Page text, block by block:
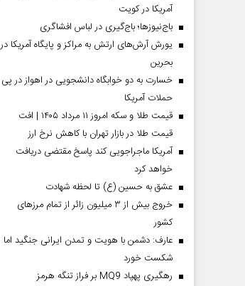
آمریکا در کویت
باج‌نیوزها؛ باج‌گیری در لباس افشاگری
یورش آرش‌های ارتش به مراکز و پایگاه‌ آمریکا در
بحرین
خسارت به دو خوابگاه دانشجویی در اهواز در پی
حملات آمریکا
قیمت طلا و سکه امروز ۱۱ مرداد ۱۴۰۵ | افت
قیمت طلا در بازار تهران با کاهش نرخ ارز
آمریکا ماجراجویی کند پاسخ مقتضی دریافت
خواهد کرد
عشق به حسین (ع) تا لحظه شهادت
خروج بیش از ۳ میلیون زائر از تمام مرز‌های
کشور
عارف: دشمن با هویت و تمدن ایرانی جنگید اما
شکست خورد
رهگیری پهپاد MQ9 بر فراز تنگه هرمز